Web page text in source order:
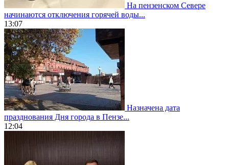
На пензенском Севере
начинаются отключения горячей воды...
13:07
Назначена дата
празднования Дня города в Пензе...
12:04